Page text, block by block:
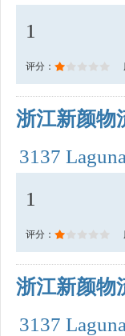
1
评分：
浙江新颜物
3137
1
评分：
浙江新颜物
3137